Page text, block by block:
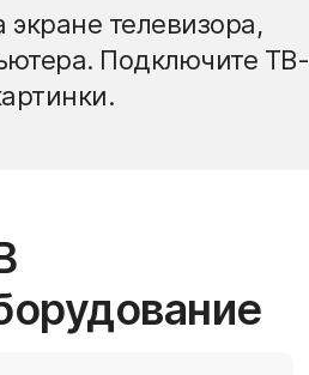
телевизора,
Подключите ТВ-